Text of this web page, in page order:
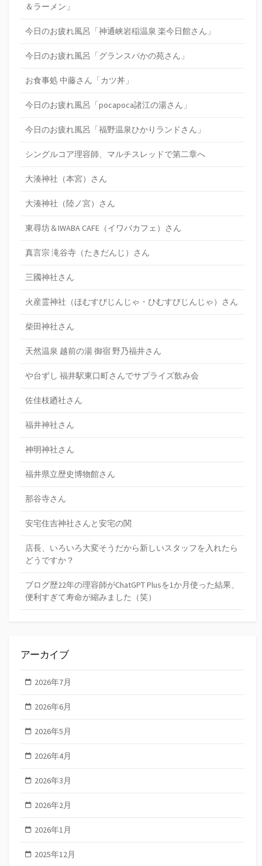
＆ラーメン」
今日のお疲れ風呂「神通峡岩稲温泉 楽今日館さん」
今日のお疲れ風呂「グランスパかの苑さん」
お食事処 中藤さん「カツ丼」
今日のお疲れ風呂「pocapoca諸江の湯さん」
今日のお疲れ風呂「福野温泉ひかりランドさん」
シングルコア理容師、マルチスレッドで第二章へ
大湊神社（本宮）さん
大湊神社（陸ノ宮）さん
東尋坊＆IWABA CAFE（イワバカフェ）さん
真言宗 滝谷寺（たきだんじ）さん
三國神社さん
火産霊神社（ほむすびじんじゃ・ひむすびじんじゃ）さん
柴田神社さん
天然温泉 越前の湯 御宿 野乃福井さん
や台ずし 福井駅東口町さんでサプライズ飲み会
佐佳枝廼社さん
福井神社さん
神明神社さん
福井県立歴史博物館さん
那谷寺さん
安宅住吉神社さんと安宅の関
店長、いろいろ大変そうだから新しいスタッフを入れたら
どうですか？
ブログ歴22年の理容師がChatGPT Plusを1か月使った結果、
便利すぎて寿命が縮みました（笑）
アーカイブ
2026年7月
2026年6月
2026年5月
2026年4月
2026年3月
2026年2月
2026年1月
2025年12月